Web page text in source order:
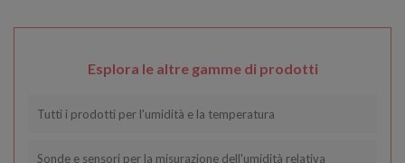
Esplora le altre gamme di prodotti
Tutti i prodotti per l'umidità e la temperatura
Sonde e sensori per la misurazione dell'umidità relativa